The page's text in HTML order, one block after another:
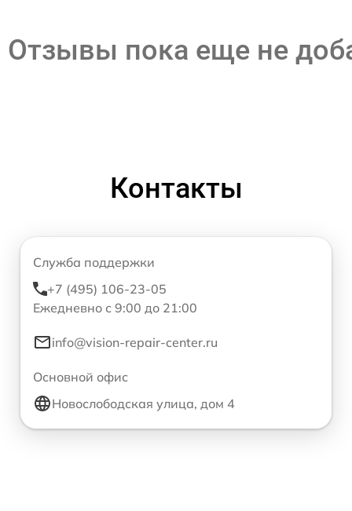
Отзывы пока еще не
Контакты
Служба поддержки
+7 (495) 106-23-05
Ежедневно с 9:00 до 21:00
info@vision-repair-center.ru
Основной офис
Новослободская улица, дом 4